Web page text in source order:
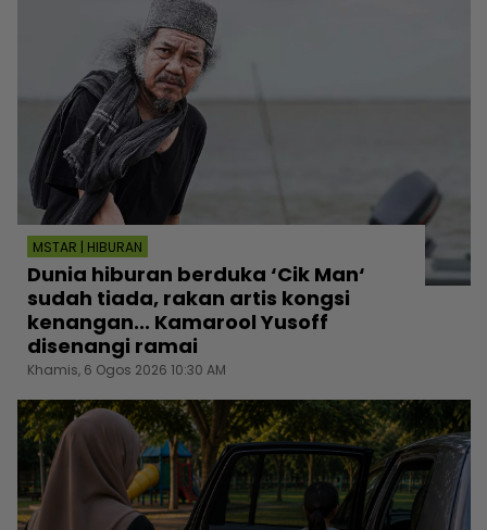
MSTAR | HIBURAN
Dunia hiburan berduka ‘Cik Man‘
sudah tiada, rakan artis kongsi
kenangan... Kamarool Yusoff
disenangi ramai
Khamis, 6 Ogos 2026 10:30 AM